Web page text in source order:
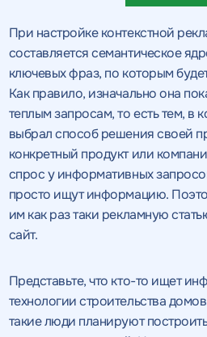
При настройке контекстной
составляется семантическое
ключевых фраз, по которым
Как правило, изначально она
теплым запросам, то есть тем, в
выбрал способ решения своей
конкретный продукт или
спрос у информативных
просто ищут информацию.
им как раз таки рекламную
сайт.
Представьте, что кто-то ищет
технологии строительства
такие люди планируют